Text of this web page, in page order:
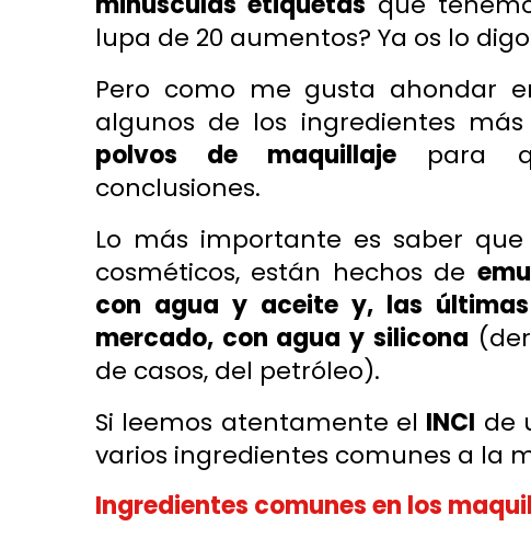
lupa de 20 aumentos? Ya os lo
Pero como me gusta ahondar
algunos de los ingredientes
polvos de maquillaje para
conclusiones.
Lo más importante es saber
cosméticos, están hechos de
con agua y aceite y, las
mercado, con agua y silicona
de casos, del petróleo).
Si leemos atentamente el INCI de
varios ingredientes comunes a la
Ingredientes comunes en los